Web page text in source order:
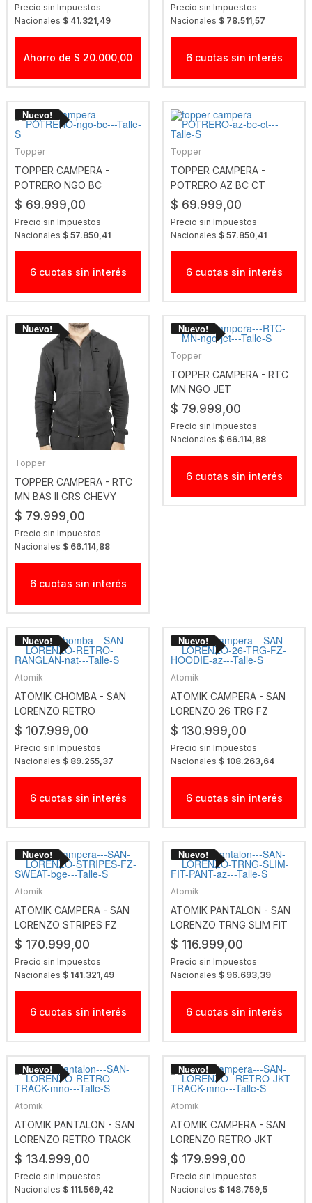
Precio sin Impuestos
Nacionales $ 41.321,49
Ahorro de $ 20.000,00
Precio sin Impuestos
Nacionales $ 78.511,57
6 cuotas sin interés
Topper
TOPPER CAMPERA -
POTRERO NGO BC
$ 69.999,00
Precio sin Impuestos
Nacionales $ 57.850,41
6 cuotas sin interés
Topper
TOPPER CAMPERA -
POTRERO AZ BC CT
$ 69.999,00
Precio sin Impuestos
Nacionales $ 57.850,41
6 cuotas sin interés
Topper
TOPPER CAMPERA - RTC
MN BAS II GRS CHEVY
$ 79.999,00
Precio sin Impuestos
Nacionales $ 66.114,88
6 cuotas sin interés
Topper
TOPPER CAMPERA - RTC
MN NGO JET
$ 79.999,00
Precio sin Impuestos
Nacionales $ 66.114,88
6 cuotas sin interés
Atomik
ATOMIK CHOMBA - SAN
LORENZO RETRO
RANGLAN NAT
$ 107.999,00
Precio sin Impuestos
Nacionales $ 89.255,37
6 cuotas sin interés
Atomik
ATOMIK CAMPERA - SAN
LORENZO 26 TRG FZ
HOODIE AZ
$ 130.999,00
Precio sin Impuestos
Nacionales $ 108.263,64
6 cuotas sin interés
Atomik
ATOMIK CAMPERA - SAN
LORENZO STRIPES FZ
SWEAT BGE
$ 170.999,00
Precio sin Impuestos
Nacionales $ 141.321,49
6 cuotas sin interés
Atomik
ATOMIK PANTALON - SAN
LORENZO TRNG SLIM FIT
PANT AZ
$ 116.999,00
Precio sin Impuestos
Nacionales $ 96.693,39
6 cuotas sin interés
Atomik
ATOMIK PANTALON - SAN
LORENZO RETRO TRACK
MNO
$ 134.999,00
Precio sin Impuestos
Nacionales $ 111.569,42
Atomik
ATOMIK CAMPERA - SAN
LORENZO RETRO JKT
TRACK MNO
$ 179.999,00
Precio sin Impuestos
Nacionales $ 148.759,5